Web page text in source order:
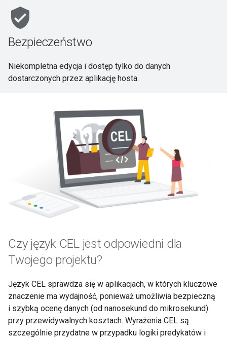
verified_user
Bezpieczeństwo
Niekompletna edycja i dostęp tylko do danych
dostarczonych przez aplikację hosta.
Czy język CEL jest odpowiedni dla
Twojego projektu?
Język CEL sprawdza się w aplikacjach, w których kluczowe
znaczenie ma wydajność, ponieważ umożliwia bezpieczną
i szybką ocenę danych (od nanosekund do mikrosekund)
przy przewidywalnych kosztach. Wyrażenia CEL są
szczególnie przydatne w przypadku logiki predykatów i